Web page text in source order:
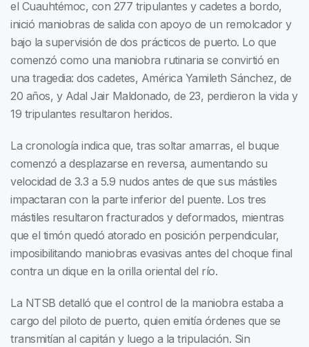
el Cuauhtémoc, con 277 tripulantes y cadetes a bordo,
inició maniobras de salida con apoyo de un remolcador y
bajo la supervisión de dos prácticos de puerto. Lo que
comenzó como una maniobra rutinaria se convirtió en
una tragedia: dos cadetes, América Yamileth Sánchez, de
20 años, y Adal Jair Maldonado, de 23, perdieron la vida y
19 tripulantes resultaron heridos.
La cronología indica que, tras soltar amarras, el buque
comenzó a desplazarse en reversa, aumentando su
velocidad de 3.3 a 5.9 nudos antes de que sus mástiles
impactaran con la parte inferior del puente. Los tres
mástiles resultaron fracturados y deformados, mientras
que el timón quedó atorado en posición perpendicular,
imposibilitando maniobras evasivas antes del choque final
contra un dique en la orilla oriental del río.
La NTSB detalló que el control de la maniobra estaba a
cargo del piloto de puerto, quien emitía órdenes que se
transmitían al capitán y luego a la tripulación. Sin